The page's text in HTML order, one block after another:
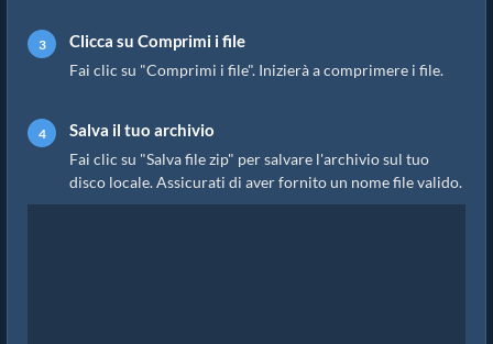
Clicca su Comprimi i file
Fai clic su "Comprimi i file". Inizierà a comprimere i file.
Salva il tuo archivio
Fai clic su "Salva file zip" per salvare l'archivio sul tuo
disco locale. Assicurati di aver fornito un nome file valido.